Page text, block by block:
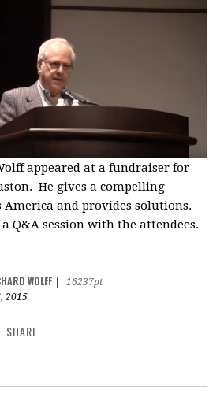
appeared at a fundraiser for
He gives a compelling
America and provides solutions.
Q&A session with the attendees.
WOLFF
16237pt
2015
SHARE